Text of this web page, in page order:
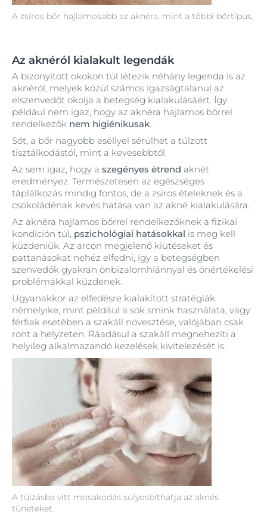
A zsíros bőr hajlamosabb az aknéra, mint a többi bőrtípus.
Az aknéról kialakult legendák
A túlzásba vitt mosakodás súlyosbíthatja az aknés
tüneteket.
A bizonyított okokon túl létezik néhány legenda is az
aknéról, melyek közül számos igazságtalanul az
elszenvedőt okolja a betegség kialakulásáért. Így
például nem igaz, hogy az aknéra hajlamos bőrrel
rendelkezők nem higiénikusak.
Sőt, a bőr nagyobb eséllyel sérülhet a túlzott
tisztálkodástól, mint a kevesebbtől.
Az sem igaz, hogy a szegényes étrend aknét
eredményez. Természetesen az egészséges
táplálkozás mindig fontos, de a zsíros ételeknek és a
csokoládénak kevés hatása van az akné kialakulására.
Az aknéra hajlamos bőrrel rendelkezőknek a fizikai
kondíción túl, pszichológiai hatásokkal is meg kell
küzdeniük. Az arcon megjelenő kiütéseket és
pattanásokat nehéz elfedni, így a betegségben
szenvedők gyakran önbizalomhiánnyal és önértékelési
problémákkal küzdenek.
Ugyanakkor az elfedésre kialakított stratégiák
némelyike, mint például a sok smink használata, vagy
férfiak esetében a szakáll növesztése, valójában csak
ront a helyzeten. Ráadásul a szakáll megnehezíti a
helyileg alkalmazandó kezelések kivitelezését is.